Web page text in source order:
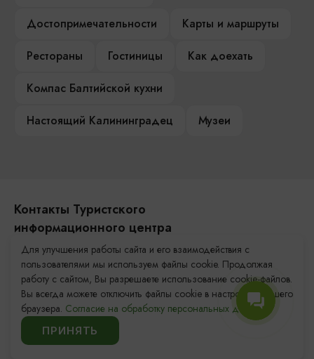
Достопримечательности
Карты и маршруты
Рестораны
Гостиницы
Как доехать
Компас Балтийской кухни
Настоящий Калининградец
Музеи
Контакты Туристского
информационного центра
Площадь Победы, 1
+7 (4012) 555-200
8 (800) 200-55-39
info@visit-kaliningrad.ru
Для улучшения работы сайта и его взаимодействия с
пользователями мы используем файлы cookie. Продолжая
работу с сайтом, Вы разрешаете использование cookie-файлов.
Вы всегда можете отключить файлы cookie в настройках Вашего
браузера. Согласие на обработку персональных данных.
ПРИНЯТЬ